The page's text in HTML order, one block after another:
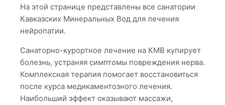
На этой странице представлены все санатории
Кавказских Минеральных Вод для лечения
нейропатии.
Санаторно-курортное лечение на КМВ купирует
болезнь, устраняя симптомы повреждения нерва.
Комплексная терапия помогает восстановиться
после курса медикаментозного лечения.
Наибольший эффект оказывают массажи,